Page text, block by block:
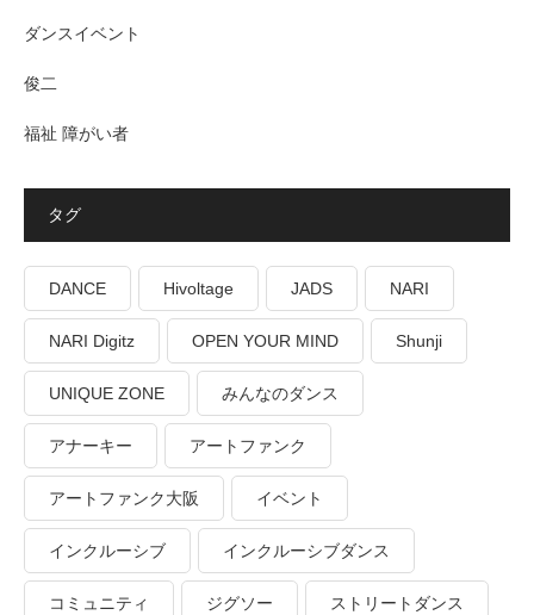
ダンスイベント
俊二
福祉 障がい者
タグ
DANCE Hivoltage JADS NARI
NARI Digitz OPEN YOUR MIND Shunji
UNIQUE ZONE みんなのダンス
アナーキー アートファンク
アートファンク大阪 イベント
インクルーシブ インクルーシブダンス
コミュニティ ジグソー ストリートダンス